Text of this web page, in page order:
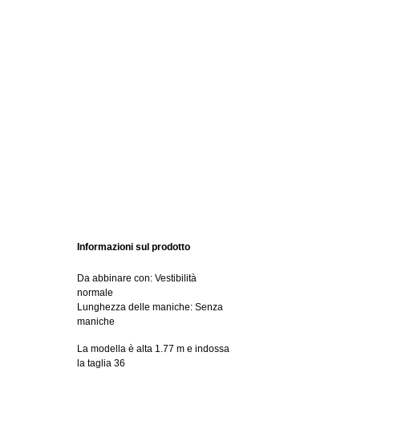
Informazioni sul prodotto
Da abbinare con: Vestibilità
normale
Lunghezza delle maniche: Senza
maniche
La modella è alta 1.77 m e indossa
la taglia 36